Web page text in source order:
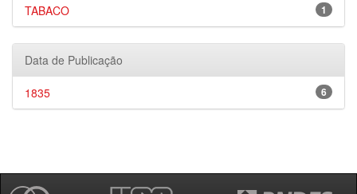
1
TABACO
Data de Publicação
6
1835